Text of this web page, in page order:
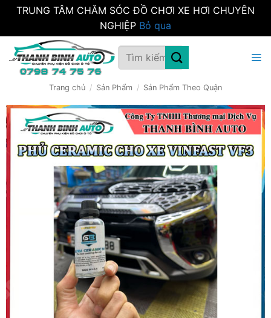
TRUNG TÂM CHĂM SÓC ĐỒ CHƠI XE HƠI CHUYÊN
NGHIỆP Bỏ qua
qua
Tìm
kiếm:
Trang chủ / Sản Phẩm / Sản Phẩm Theo Quận